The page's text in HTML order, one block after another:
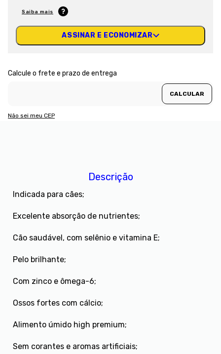
Saiba mais
ASSINAR E ECONOMIZAR
Não sei meu CEP
Descrição
Indicada para cães;
Excelente absorção de nutrientes;
Cão saudável, com selênio e vitamina E;
Pelo brilhante;
Com zinco e ômega-6;
Ossos fortes com cálcio;
Alimento úmido high premium;
Sem corantes e aromas artificiais;